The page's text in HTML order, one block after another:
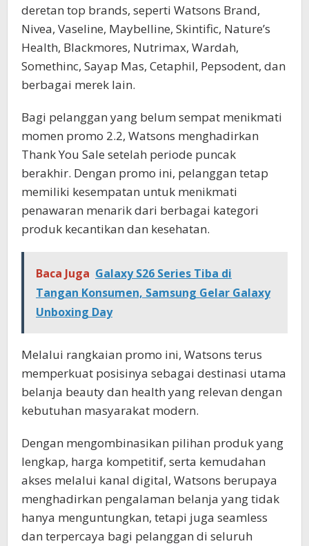
deretan top brands, seperti Watsons Brand,
Nivea, Vaseline, Maybelline, Skintific, Nature’s
Health, Blackmores, Nutrimax, Wardah,
Somethinc, Sayap Mas, Cetaphil, Pepsodent, dan
berbagai merek lain.
Bagi pelanggan yang belum sempat menikmati
momen promo 2.2, Watsons menghadirkan
Thank You Sale setelah periode puncak
berakhir. Dengan promo ini, pelanggan tetap
memiliki kesempatan untuk menikmati
penawaran menarik dari berbagai kategori
produk kecantikan dan kesehatan.
Baca Juga Galaxy S26 Series Tiba di
Tangan Konsumen, Samsung Gelar Galaxy
Unboxing Day
Melalui rangkaian promo ini, Watsons terus
memperkuat posisinya sebagai destinasi utama
belanja beauty dan health yang relevan dengan
kebutuhan masyarakat modern.
Dengan mengombinasikan pilihan produk yang
lengkap, harga kompetitif, serta kemudahan
akses melalui kanal digital, Watsons berupaya
menghadirkan pengalaman belanja yang tidak
hanya menguntungkan, tetapi juga seamless
dan terpercaya bagi pelanggan di seluruh